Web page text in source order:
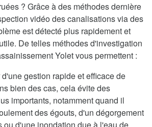
? Grâce à des méthodes dernière
vidéo des canalisations via des
est détecté plus rapidement et
De telles méthodes d'investigation
Yolet vous permettent :
gestion rapide et efficace de
bien des cas, cela évite des
importants, notamment quand il
des égouts, d'un dégorgement